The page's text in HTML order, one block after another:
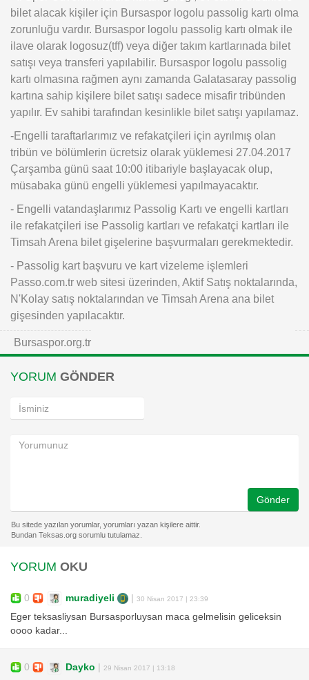
bilet alacak kişiler için Bursaspor logolu passolig kartı olma
zorunluğu vardır. Bursaspor logolu passolig kartı olmak ile
ilave olarak logosuz(tff) veya diğer takım kartlarınada bilet
satışı veya transferi yapılabilir. Bursaspor logolu passolig
kartı olmasına rağmen aynı zamanda Galatasaray passolig
kartına sahip kişilere bilet satışı sadece misafir tribünden
yapılır. Ev sahibi tarafından kesinlikle bilet satışı yapılamaz.
-Engelli taraftarlarımız ve refakatçileri için ayrılmış olan
tribün ve bölümlerin ücretsiz olarak yüklemesi 27.04.2017
Çarşamba günü saat 10:00 itibariyle başlayacak olup,
müsabaka günü engelli yüklemesi yapılmayacaktır.
- Engelli vatandaşlarımız Passolig Kartı ve engelli kartları
ile refakatçileri ise Passolig kartları ve refakatçi kartları ile
Timsah Arena bilet gişelerine başvurmaları gerekmektedir.
- Passolig kart başvuru ve kart vizeleme işlemleri
Passo.com.tr web sitesi üzerinden, Aktif Satış noktalarında,
N'Kolay satış noktalarından ve Timsah Arena ana bilet
gişesinden yapılacaktır.
Bursaspor.org.tr
YORUM GÖNDER
Gönder
YORUM OKU
0 muradiyeli 30 Nisan 2017 | 23:39
Eger teksasliysan Bursasporluysan maca gelmelisin geliceksin
oooo kadar...
0 Dayko 29 Nisan 2017 | 13:18